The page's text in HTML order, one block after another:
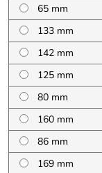
65 mm
133 mm
142 mm
125 mm
80 mm
160 mm
86 mm
169 mm